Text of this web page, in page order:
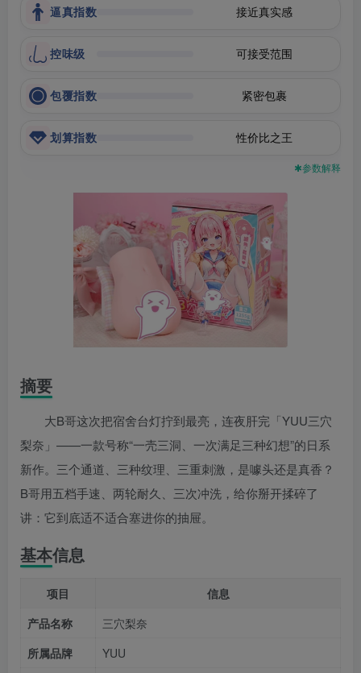
逼真指数 接近真实感
控味级 可接受范围
包覆指数 紧密包裹
划算指数 性价比之王
✱参数解释
摘要
大B哥这次把宿舍台灯拧到最亮，连夜肝完「YUU三穴
梨奈」——一款号称“一壳三洞、一次满足三种幻想”的日系
新作。三个通道、三种纹理、三重刺激，是噱头还是真香？
B哥用五档手速、两轮耐久、三次冲洗，给你掰开揉碎了
讲：它到底适不适合塞进你的抽屉。
基本信息
项目
信息
产品名称
三穴梨奈
所属品牌
YUU